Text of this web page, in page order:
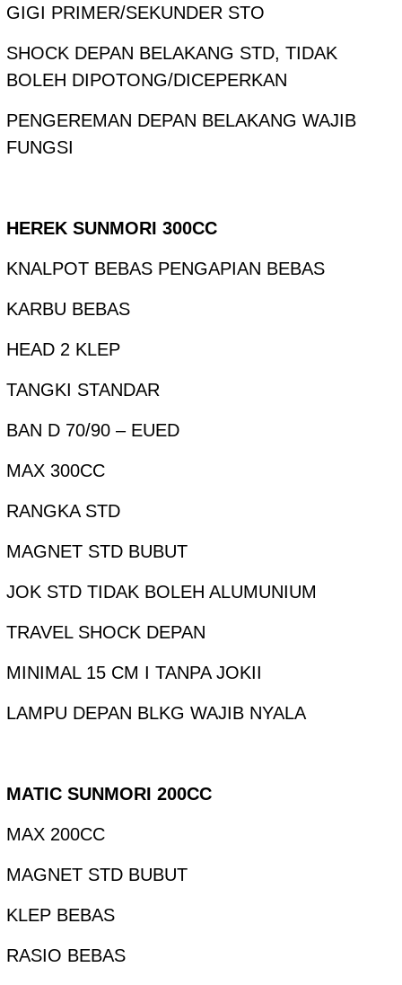
GIGI PRIMER/SEKUNDER STO
SHOCK DEPAN BELAKANG STD, TIDAK
BOLEH DIPOTONG/DICEPERKAN
PENGEREMAN DEPAN BELAKANG WAJIB
FUNGSI
HEREK SUNMORI 300CC
KNALPOT BEBAS PENGAPIAN BEBAS
KARBU BEBAS
HEAD 2 KLEP
TANGKI STANDAR
BAN D 70/90 – EUED
MAX 300CC
RANGKA STD
MAGNET STD BUBUT
JOK STD TIDAK BOLEH ALUMUNIUM
TRAVEL SHOCK DEPAN
MINIMAL 15 CM I TANPA JOKII
LAMPU DEPAN BLKG WAJIB NYALA
MATIC SUNMORI 200CC
MAX 200CC
MAGNET STD BUBUT
KLEP BEBAS
RASIO BEBAS